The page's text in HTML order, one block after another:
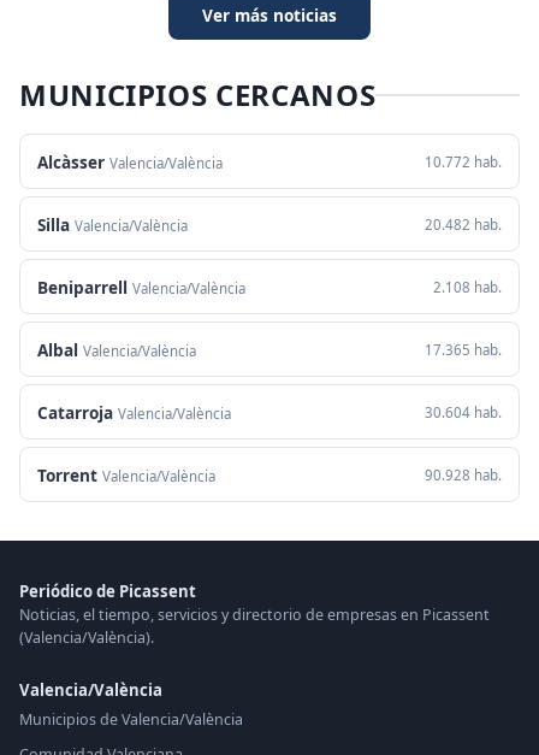
Ver más noticias
MUNICIPIOS CERCANOS
Alcàsser Valencia/València 10.772 hab.
Silla Valencia/València 20.482 hab.
Beniparrell Valencia/València 2.108 hab.
Albal Valencia/València 17.365 hab.
Catarroja Valencia/València 30.604 hab.
Torrent Valencia/València 90.928 hab.
Periódico de Picassent
Noticias, el tiempo, servicios y directorio de empresas en Picassent
(Valencia/València).
Valencia/València
Municipios de Valencia/València